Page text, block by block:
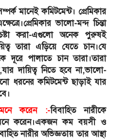
মানেই কমিটমেন্ট। প্রেমিকার
ভালো-মন্দ চিন্তা
করা-এগুলো অনেক পুরুষই
তারা এড়িয়ে যেতে চান।যে
দূরে পালাতে চান তারা।তারা
দায়িত্ব নিতে হবে না,ভালো-
ধরনের কমিটমেন্ট ছাড়াই যার
মনে করেন :-বিবাহিত নারীকে
করেন।একজন কম বয়সী ও
নারীর অভিজ্ঞতায় তার আস্থা